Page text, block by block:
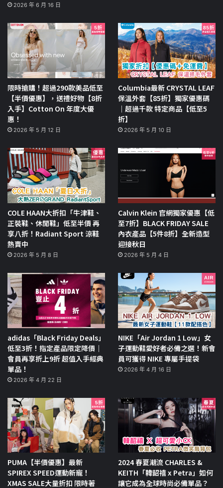
2026 年 6 月 16 日
限時搶購！超過290款美品低至
【半價優惠】，送禮好物【8折
入手】Cotton On 年度大優
惠！
2026 年 5 月 12 日
Columbia最新 CRYSTAL LEAF
保溫外套【85折】獨家優惠碼
｜超過千款 特定商品【低至5
折】
2026 年 5 月 10 日
COLE HAAN大折扣「牛津鞋、
正裝鞋、休閒鞋」低至半價 再
享八折！Radiant Sport 涼鞋
熱賣中
2026 年 5 月 8 日
Calvin Klein 官網獨家優惠【低
至7折】BLACK FRIDAY SALE
內衣產品【5件8折】全新造型
迎接秋日
2026 年 5 月 4 日
adidas「Black Friday Deals」
低至3折！指定產品限定降價｜
會員再享折上9折 超值入手經典
單品！
2026 年 4 月 22 日
NIKE「Air Jordan 1 Low」女
子運動鞋愛好者必備之選！新會
員可獲得 NIKE 專屬手提袋
2026 年 4 月 16 日
PUMA【半價優惠】最新
SPIREX SPEED運動新寵！
XMAS SALE大量折扣 限時著
2024 春夏潮流 CHARLES &
KEITH「韓韶禧 x Petra」如何
讓它成為全球時尚必備單品？